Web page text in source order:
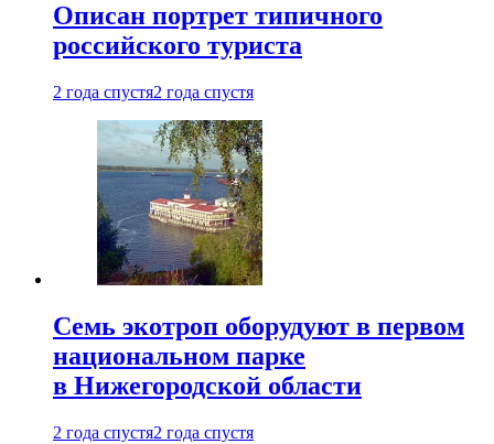
Описан портрет типичного
российского туриста
2 года спустя2 года спустя
Семь экотроп оборудуют в первом
национальном парке
в Нижегородской области
2 года спустя2 года спустя